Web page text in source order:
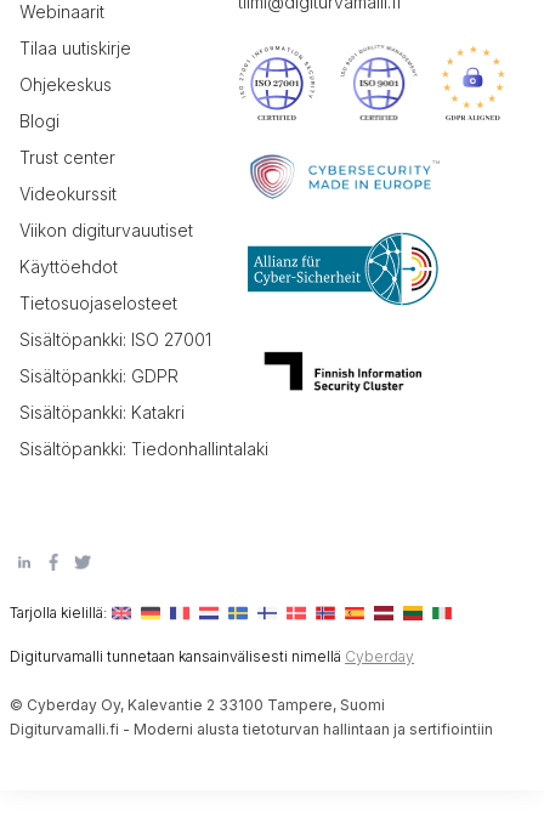
Webinaarit
Tilaa uutiskirje
Ohjekeskus
Blogi
Trust center
Videokurssit
Viikon digiturvauutiset
Käyttöehdot
Tietosuojaselosteet
Sisältöpankki: ISO 27001
Sisältöpankki: GDPR
Sisältöpankki: Katakri
Sisältöpankki: Tiedonhallintalaki
Tarjolla kielillä:
Digiturvamalli tunnetaan kansainvälisesti nimellä Cyberday
© Cyberday Oy, Kalevantie 2 33100 Tampere, Suomi
Digiturvamalli.fi - Moderni alusta tietoturvan hallintaan ja sertifiointiin